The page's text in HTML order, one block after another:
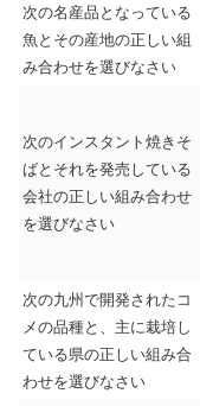
次の名産品となっている
魚とその産地の正しい組
み合わせを選びなさい
次のインスタント焼きそ
ばとそれを発売している
会社の正しい組み合わせ
を選びなさい
次の九州で開発されたコ
メの品種と、主に栽培し
ている県の正しい組み合
わせを選びなさい